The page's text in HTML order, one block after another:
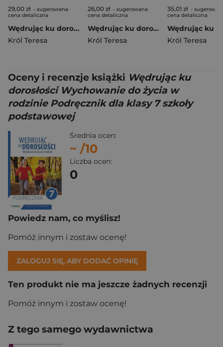
29,00 zł - sugerowana
cena detaliczna
Wędrując ku dorosłości Podręcznik dla klasy 5 szkoły podstawowej wychowanie do życia w rodzinie
Król Teresa
26,00 zł - sugerowana
cena detaliczna
Wędrując ku dorosłości ćwiczenia dla uczniów klasy 3 liceum ogólnokształcącego, technikum, szkoły branżowej I stopnia wychowanie do życia w rodzinie
Król Teresa
35,01 zł -
cena detaliczna
Król Teresa
Oceny i recenzje książki Wędrując ku
dorosłości Wychowanie do życia w
rodzinie Podręcznik dla klasy 7 szkoły
podstawowej
Średnia ocen:
~ /10
Liczba ocen:
0
Powiedz nam, co myślisz!
Pomóż innym i zostaw ocenę!
ZALOGUJ SIĘ, ABY DODAĆ OPINIĘ
Ten produkt nie ma jeszcze żadnych recenzji
Pomóż innym i zostaw ocenę!
Z tego samego wydawnictwa